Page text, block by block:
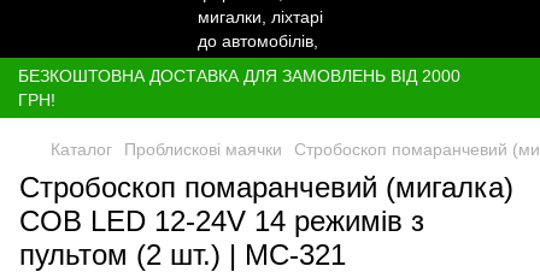
БЕЗКОШТОВНА ДОСТАВКА ДЛЯ ЗАМОВЛЕНЬ ВІД 2000
ГРН!
Каталог Проблискові маячки Стробоскоп помаранчевий
Стробоскоп помаранчевий (мигалка)
COB LED 12-24V 14 режимів з
пультом (2 шт.) | МС-321